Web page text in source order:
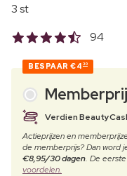
3 st
94
BESPAAR €4 30
Verdien
Actieprijzen en
de memberprijs? Dan word
€8,95/30 dagen. De
voordelen.